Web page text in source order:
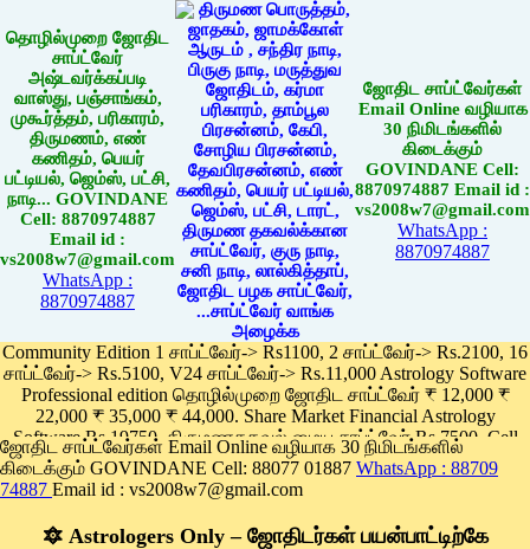
தொழில்முறை ஜோதிட
சாப்ட்வேர்
அஷ்டவர்க்கப்படி
வாஸ்து, பஞ்சாங்கம்,
முகூர்த்தம், பரிகாரம்,
திருமணம், எண்
கணிதம், பெயர்
பட்டியல், ஜெம்ஸ், பட்சி,
நாடி... GOVINDANE
Cell: 8870974887
Email id :
vs2008w7@gmail.com
WhatsApp :
8870974887
ஜோதிட சாப்ட்வேர்கள்
Email Online வழியாக
30 நிமிடங்களில்
கிடைக்கும்
GOVINDANE Cell:
8870974887 Email id :
vs2008w7@gmail.com
WhatsApp :
8870974887
Community Edition 1 சாப்ட்வேர்-> Rs1100, 2 சாப்ட்வேர்-> Rs.2100, 16
சாப்ட்வேர்-> Rs.5100, V24 சாப்ட்வேர்-> Rs.11,000 Astrology Software
Professional edition தொழில்முறை ஜோதிட சாப்ட்வேர் ₹ 12,000 ₹
22,000 ₹ 35,000 ₹ 44,000. Share Market Financial Astrology
Software Rs.19750, திருமணதகவல் மைய சாப்ட்வேர் Rs.7500, Cell
Phone App Rs. 1100
Pay online
ஜோதிட சாப்ட்வேர்கள் Email Online வழியாக 30 நிமிடங்களில்
கிடைக்கும் GOVINDANE Cell: 88077 01887 WhatsApp : 88709
74887 Email id : vs2008w7@gmail.com
🔯 Astrologers Only – ஜோதிடர்கள் பயன்பாட்டிற்கே